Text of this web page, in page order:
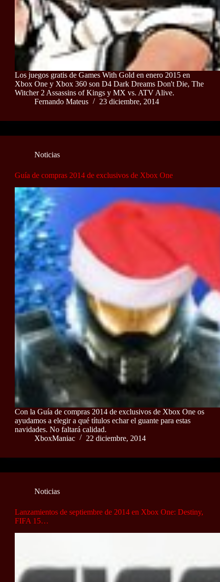
Los juegos gratis de Games With Gold en enero 2015 en
Xbox One y Xbox 360 son D4 Dark Dreams Don't Die, The
Witcher 2 Assassins of Kings y MX vs. ATV Alive.
Fernando Mateus
23 diciembre, 2014
Noticias
Guía de compras 2014 de exclusivos de Xbox One
Con la Guía de compras 2014 de exclusivos de Xbox One os
ayudamos a elegir a qué títulos echar el guante para estas
navidades. No faltará calidad.
XboxManiac
22 diciembre, 2014
Noticias
Lanzamientos de septiembre de 2014 en Xbox One: Destiny,
FIFA 15…